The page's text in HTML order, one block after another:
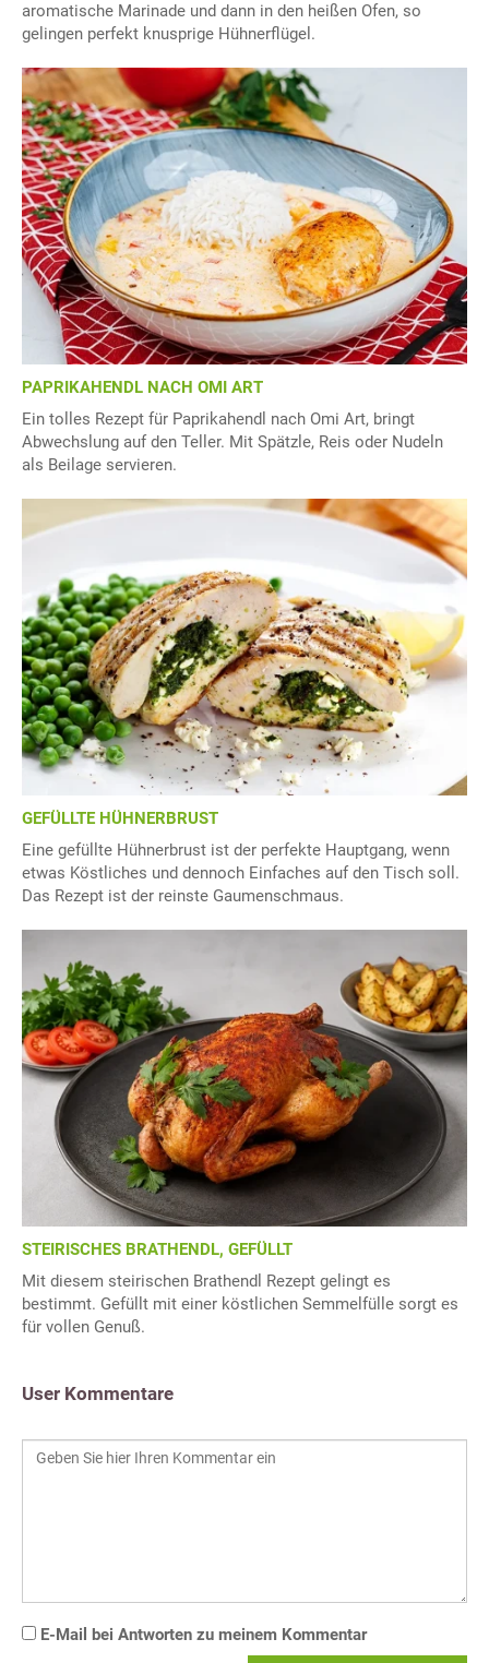
aromatische Marinade und dann in den heißen Ofen, so
gelingen perfekt knusprige Hühnerflügel.
PAPRIKAHENDL NACH OMI ART
Ein tolles Rezept für Paprikahendl nach Omi Art, bringt
Abwechslung auf den Teller. Mit Spätzle, Reis oder Nudeln
als Beilage servieren.
GEFÜLLTE HÜHNERBRUST
Eine gefüllte Hühnerbrust ist der perfekte Hauptgang, wenn
etwas Köstliches und dennoch Einfaches auf den Tisch soll.
Das Rezept ist der reinste Gaumenschmaus.
STEIRISCHES BRATHENDL, GEFÜLLT
Mit diesem steirischen Brathendl Rezept gelingt es
bestimmt. Gefüllt mit einer köstlichen Semmelfülle sorgt es
für vollen Genuß.
User Kommentare
E-Mail bei Antworten zu meinem Kommentar